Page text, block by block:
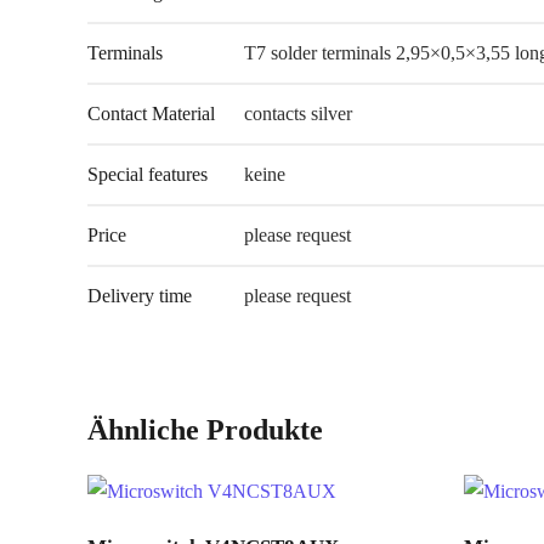
Terminals T7 solder terminals 2,95×0,5×3,55
Contact Material contacts silver
Special features keine
Price please request
Delivery time please request
Ähnliche Produkte